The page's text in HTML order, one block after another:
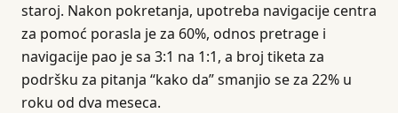
staroj. Nakon pokretanja, upotreba navigacije centra
za pomoć porasla je za 60%, odnos pretrage i
navigacije pao je sa 3:1 na 1:1, a broj tiketa za
podršku za pitanja “kako da” smanjio se za 22% u
roku od dva meseca.